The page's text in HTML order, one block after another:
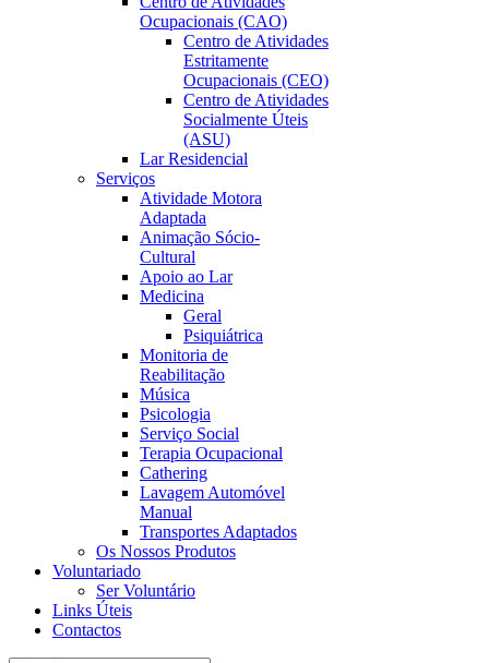
Ocupacionais (CAO)
Centro de Atividades
Estritamente
Ocupacionais (CEO)
Centro de Atividades
Socialmente Úteis
(ASU)
Lar Residencial
Serviços
Atividade Motora
Adaptada
Animação Sócio-
Cultural
Apoio ao Lar
Medicina
Geral
Psiquiátrica
Monitoria de
Reabilitação
Música
Psicologia
Serviço Social
Terapia Ocupacional
Cathering
Lavagem Automóvel
Manual
Transportes Adaptados
Os Nossos Produtos
Voluntariado
Ser Voluntário
Links Úteis
Contactos